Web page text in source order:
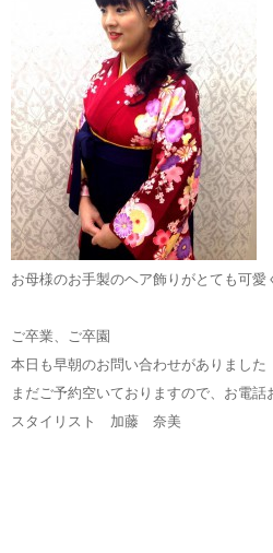
お母様のお手製のヘア飾りがとても可
ご卒業、ご卒園
本日も早朝のお問い合わせがありました
まだご予約空いておりますので、お電話
スタイリスト 加藤 奈美